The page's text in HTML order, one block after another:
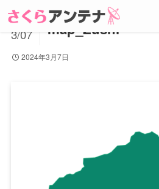
map_Zushi
2024
3/07
2024年3月7日